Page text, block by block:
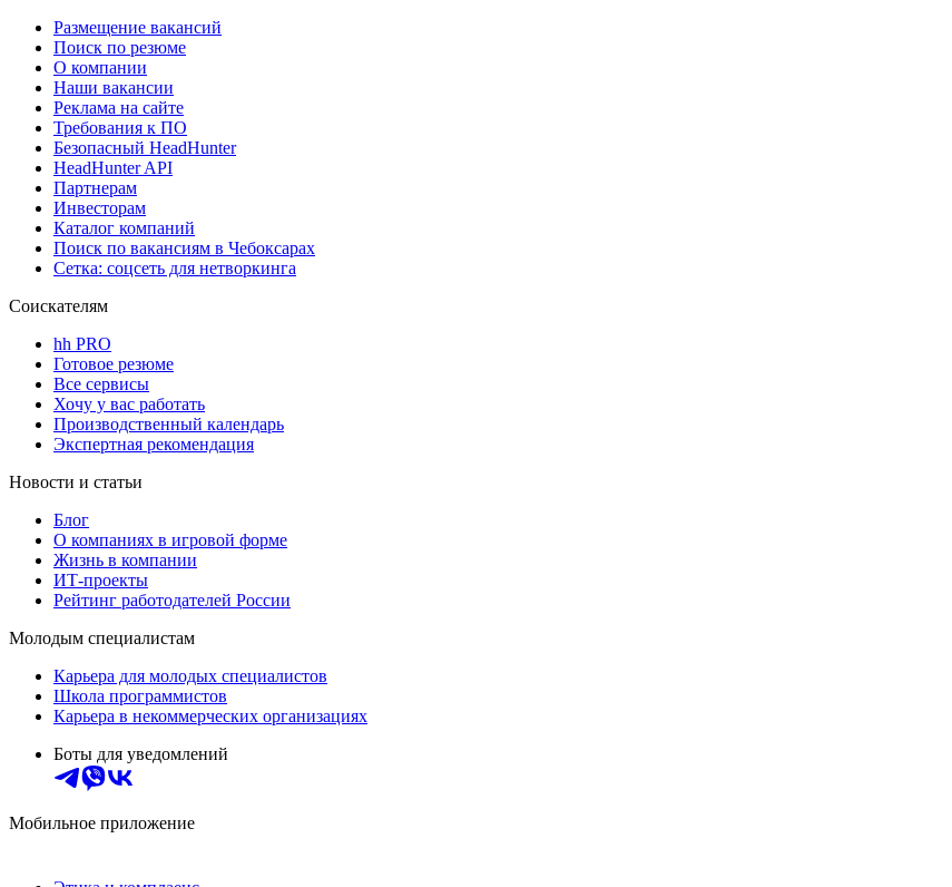
Размещение вакансий
Поиск по резюме
О компании
Наши вакансии
Реклама на сайте
Требования к ПО
Безопасный HeadHunter
HeadHunter API
Партнерам
Инвесторам
Каталог компаний
Поиск по вакансиям в Чебоксарах
Сетка: соцсеть для нетворкинга
Соискателям
hh PRO
Готовое резюме
Все сервисы
Хочу у вас работать
Производственный календарь
Экспертная рекомендация
Новости и статьи
Блог
О компаниях в игровой форме
Жизнь в компании
ИТ-проекты
Рейтинг работодателей России
Молодым специалистам
Карьера для молодых специалистов
Школа программистов
Карьера в некоммерческих организациях
Боты для уведомлений
Мобильное приложение